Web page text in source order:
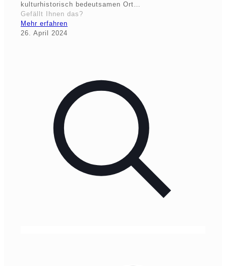
kulturhistorisch bedeutsamen Ort…
Gefällt Ihnen das?
Mehr erfahren
26. April 2024